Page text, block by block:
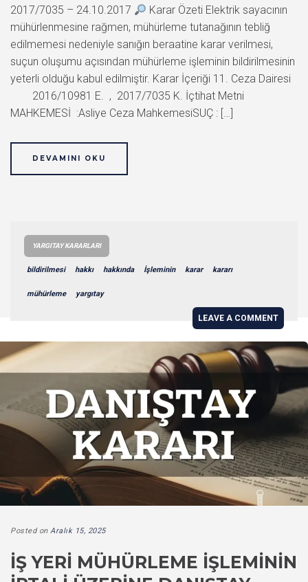
2017/7035 – 24.10.2017
Karar Özeti Elektrik sayacının
mühürlenmesine rağmen, mühürleme tutanağının tebliğ
edilmemesi nedeniyle sanığın beraatine karar verilmesi,
suçun oluşumu açısından mühürleme işleminin bildirilmesinin
yeterli olduğu kabul edilmiştir. Karar İçeriği 11. Ceza Dairesi
2016/10981 E. , 2017/7035 K. İçtihat Metni
MAHKEMESİ :Asliye Ceza MahkemesiSUÇ : […]
DEVAMINI OKU
YARGITAY KARARLARI
bildirilmesi hakkı hakkında İşleminin karar kararı
mühürleme yargıtay
LEAVE A COMMENT
Posted on Aralık 15, 2025
İŞ YERI MÜHÜRLEME İŞLEMININ